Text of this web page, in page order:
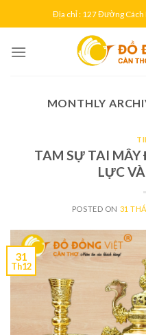
to
Địa chỉ : 127 Đường Cách
MONTHLY
TAM SỰ TAI MÂY
LỰC
POSTED ON 31
31
Th12